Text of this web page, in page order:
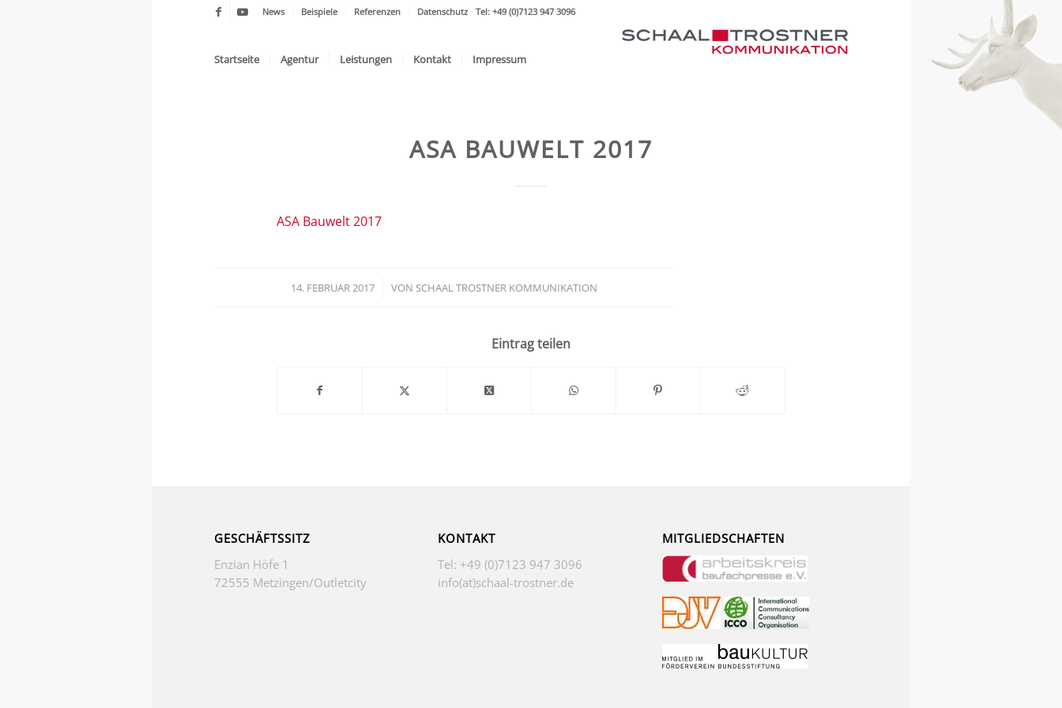
News Beispiele Referenzen Datenschutz Tel: +49 (0)7123 947 3096
Startseite Agentur Leistungen Kontakt Impressum
ASA BAUWELT 2017
ASA Bauwelt 2017
14. FEBRUAR 2017
/ VON SCHAAL TROSTNER KOMMUNIKATION
Eintrag teilen
GESCHÄFTSSITZ
Enzian Höfe 1
72555 Metzingen/Outletcity
KONTAKT
Tel: +49 (0)7123 947 3096
info(at)schaal-trostner.de
MITGLIEDSCHAFTEN